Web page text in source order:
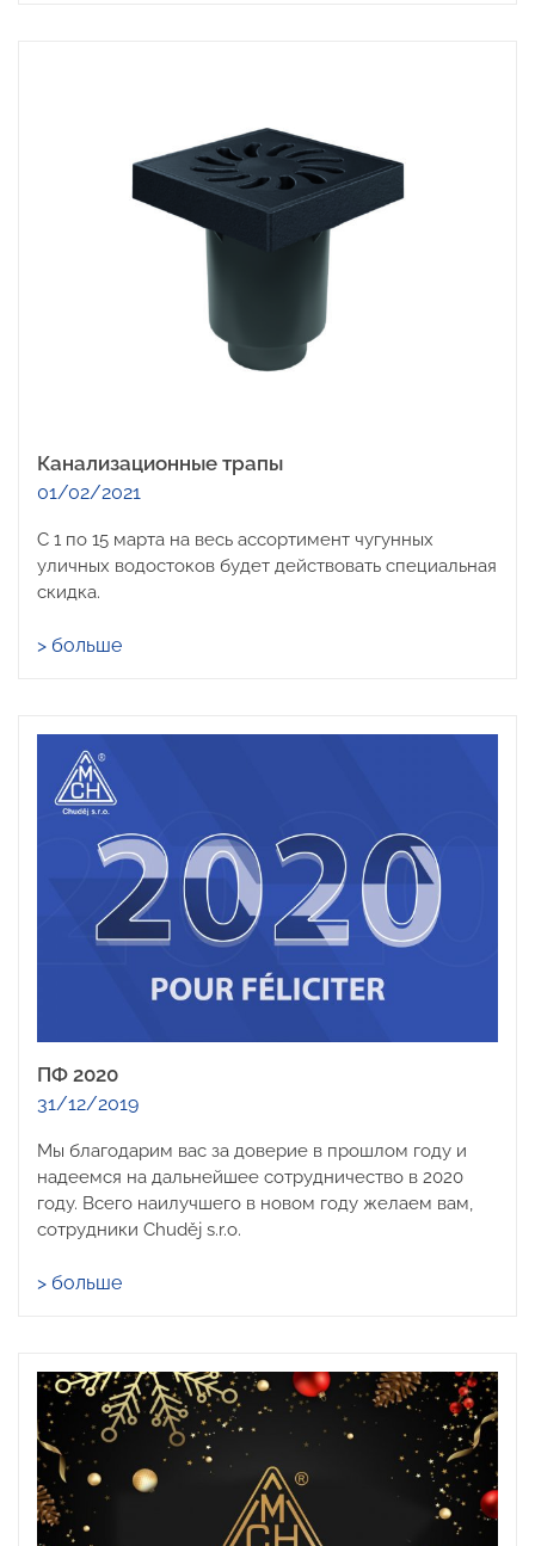
Канализационные трапы
01/02/2021
С 1 по 15 марта на весь ассортимент чугунных
уличных водостоков будет действовать специальная
скидка.
> больше
ПФ 2020
31/12/2019
Мы благодарим вас за доверие в прошлом году и
надеемся на дальнейшее сотрудничество в 2020
году. Всего наилучшего в новом году желаем вам,
сотрудники Chuděj s.r.o.
> больше